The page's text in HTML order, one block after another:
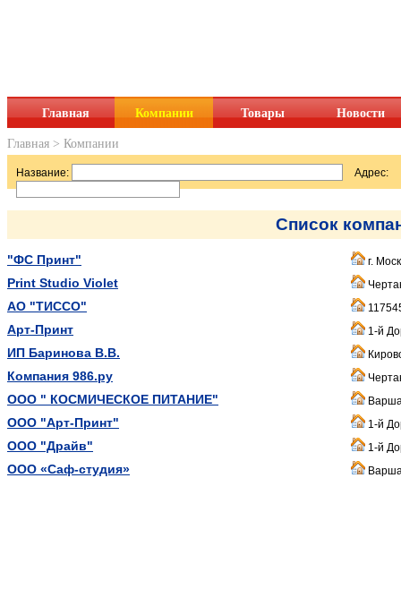
Главная Компании Товары Новости
Главная > Компании
Название: Адрес:
Список
"ФС Принт" г.
Print Studio Violet
АО "ТИССО"
Арт-Принт 1-й
ИП Баринова В.В.
Компания 986.ру
ООО " КОСМИЧЕСКОЕ ПИТАНИЕ"
ООО "Арт-Принт" 1-й
ООО "Драйв" 1-й
ООО «Саф-студия»